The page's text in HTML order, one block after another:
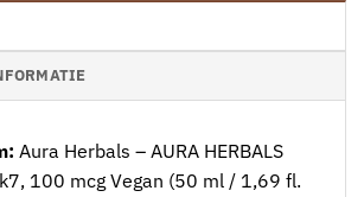
Aura Herbals – AURA HERBALS
100 mcg Vegan (50 ml / 1,69 fl.